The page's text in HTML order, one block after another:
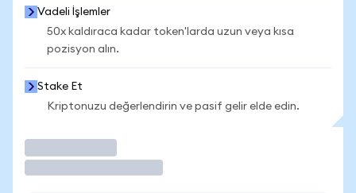
Vadeli İşlemler
50x kaldıraca kadar token'larda uzun veya kısa
pozisyon alın.
Stake Et
Kriptonuzu değerlendirin ve pasif gelir elde edin.